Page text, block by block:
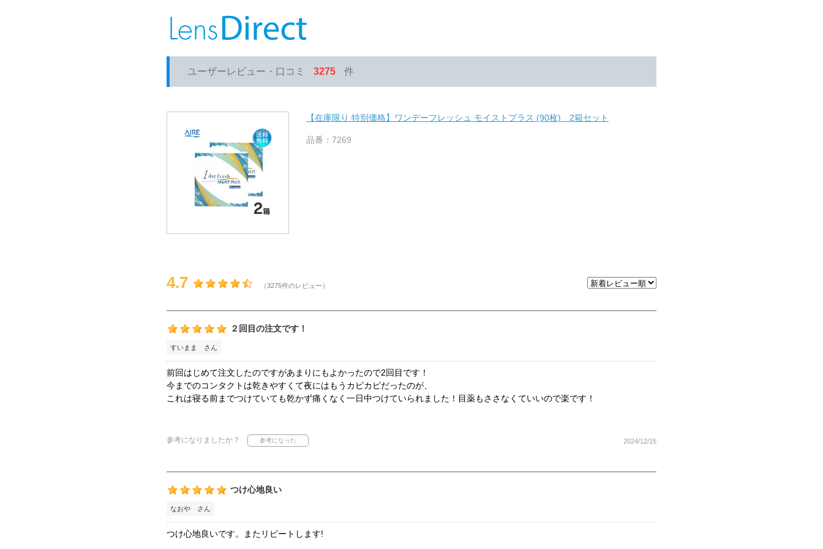
ユーザーレビュー・口コミ 3275 件
【在庫限り 特別価格】ワンデーフレッシュ モイストプラス (90枚) 2箱セット
品番：7269
4.7 （3275件のレビュー）
２回目の注文です！
すいまま さん
前回はじめて注文したのですがあまりにもよかったので2回目です！
今までのコンタクトは乾きやすくて夜にはもうカピカピだったのが、
これは寝る前までつけていても乾かず痛くなく一日中つけていられました！目薬もささなくていいので楽です！
参考になりましたか？ 2024/12/15
つけ心地良い
なおや さん
つけ心地良いです。またリピートします!